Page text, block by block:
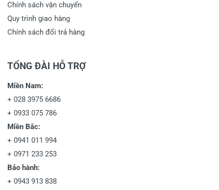
Chính sách vận chuyển
Quy trình giao hàng
Chính sách đổi trả hàng
TỔNG ĐÀI HỖ TRỢ
Miền Nam:
+ 028 3975 6686
+ 0933 075 786
Miền Bắc:
+ 0941 011 994
+ 0971 233 253
Bảo hành:
+ 0943 913 838